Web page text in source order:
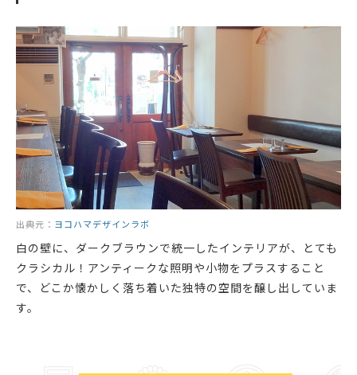
出典元： ヨコハマデザインラボ
白の壁に、ダークブラウンで統一したインテリアが、とても
クラシカル！アンティークな照明や小物をプラスすること
で、どこか懐かしく落ち着いた独特の空間を醸し出していま
す。